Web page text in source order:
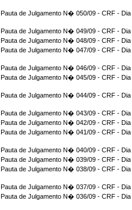
Pauta de Julgamento N� 050/09 - CRF - Dia
Pauta de Julgamento N� 049/09 - CRF - Dia
Pauta de Julgamento N� 048/09 - CRF - Dia
Pauta de Julgamento N� 047/09 - CRF - Dia
Pauta de Julgamento N� 046/09 - CRF - Dia
Pauta de Julgamento N� 045/09 - CRF - Dia
Pauta de Julgamento N� 044/09 - CRF - Dia
Pauta de Julgamento N� 043/09 - CRF - Dia
Pauta de Julgamento N� 042/09 - CRF - Dia
Pauta de Julgamento N� 041/09 - CRF - Dia
Pauta de Julgamento N� 040/09 - CRF - Dia
Pauta de Julgamento N� 039/09 - CRF - Dia
Pauta de Julgamento N� 038/09 - CRF - Dia
Pauta de Julgamento N� 037/09 - CRF - Dia
Pauta de Julgamento N� 036/09 - CRF - Dia